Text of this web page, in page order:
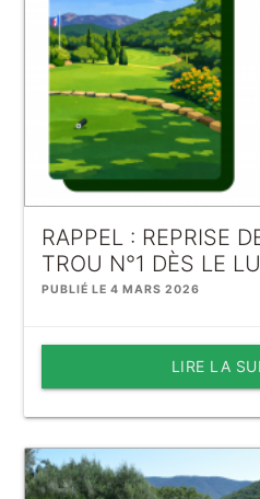
RAPPEL : REPRISE
TROU N°1 DÈS LE
PUBLIÉ LE 4 MARS 2026
LIRE LA